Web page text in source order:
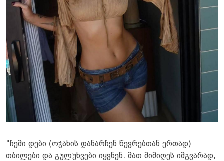
"ჩემი დები (ოჯახის დანარჩენ წევრებთან ერთად)
თბილები და გულუხვები იყვნენ. მათ მიმიღეს იმგვარად,